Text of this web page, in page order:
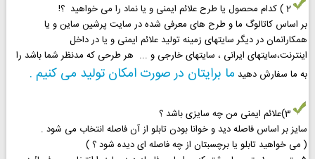
2 ) کدام محصول یا طرح علائم ایمنی و یا نماد را می خواهید ؟!
بر اساس کاتالوگ ما و طرح های معرفی شده در سایت پرشین ساین و یا
همکارانمان در دیگر سایتهای زمینه تولید علائم ایمنی و یا در داخل
اینترنت،سایتهای ایرانی ، سایتهای خارجی و ... هر طرحی که مدنظر شما باشد را
به ما سفارش دهید ما برایتان در صورت امکان تولید می کنیم .
3)علائم ایمنی من چه سایزی باشد ؟
سایز بر اساس فاصله دید و خوانا بودن تابلو از آن فاصله انتخاب می شود .
( می خواهید تابلو یا برچسبتان از چه فاصله ای دیده شود ؟ )